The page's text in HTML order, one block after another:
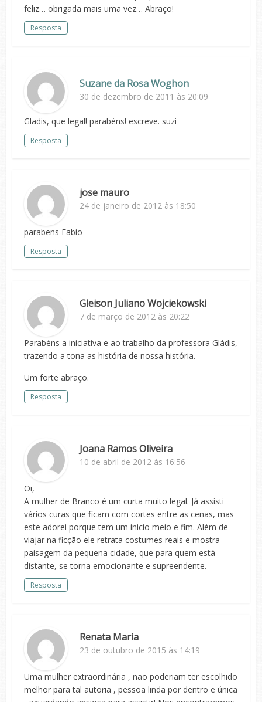
feliz… obrigada mais uma vez… Abraço!
Resposta
Suzane da Rosa Woghon
30 de dezembro de 2011 às 20:09
Gladis, que legal! parabéns! escreve. suzi
Resposta
jose mauro
24 de janeiro de 2012 às 18:50
parabens Fabio
Resposta
Gleison Juliano Wojciekowski
7 de março de 2012 às 20:22
Parabéns a iniciativa e ao trabalho da professora Gládis,
trazendo a tona as história de nossa história.
Um forte abraço.
Resposta
Joana Ramos Oliveira
10 de abril de 2012 às 16:56
Oi,
A mulher de Branco é um curta muito legal. Já assisti
vários curas que ficam com cortes entre as cenas, mas
este adorei porque tem um inicio meio e fim. Além de
viajar na ficção ele retrata costumes reais e mostra
paisagem da pequena cidade, que para quem está
distante, se torna emocionante e supreendente.
Resposta
Renata Maria
23 de outubro de 2015 às 14:19
Uma mulher extraordinária , não poderiam ter escolhido
melhor para tal autoria , pessoa linda por dentro e única